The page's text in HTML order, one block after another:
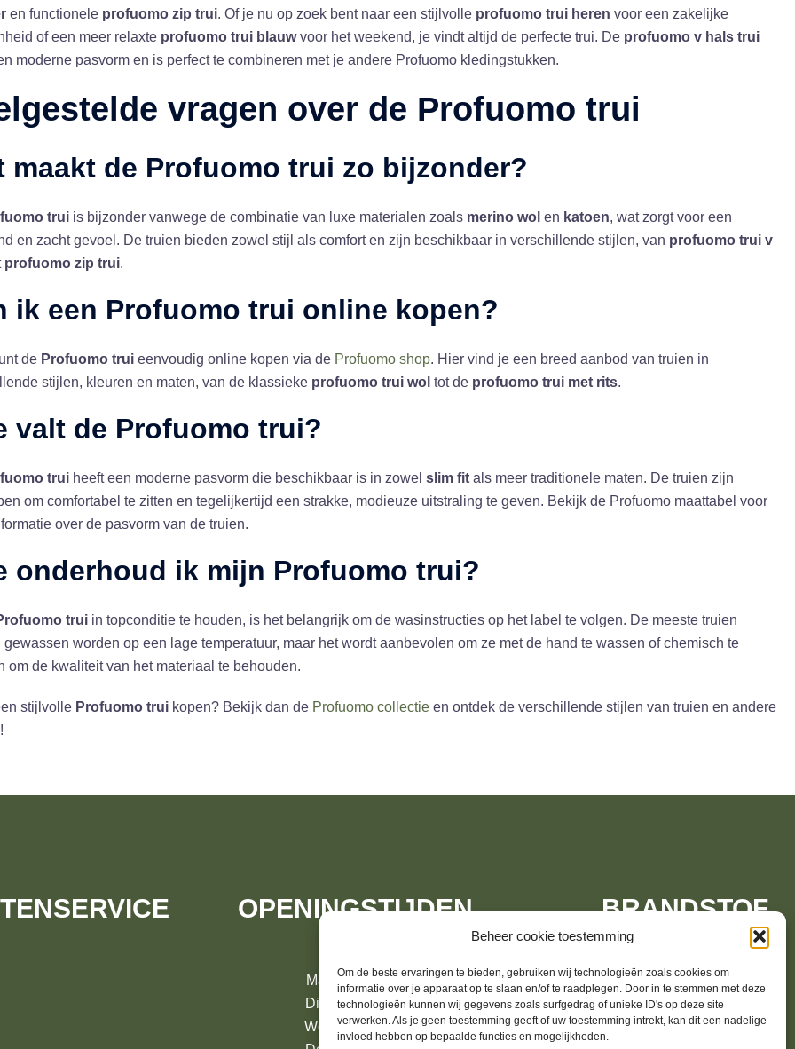
Beheer cookie toestemming
Om de beste ervaringen te bieden, gebruiken wij technologieën zoals cookies om
informatie over je apparaat op te slaan en/of te raadplegen. Door in te stemmen met deze
technologieën kunnen wij gegevens zoals surfgedrag of unieke ID's op deze site
verwerken. Als je geen toestemming geeft of uw toestemming intrekt, kan dit een nadelige
invloed hebben op bepaalde functies en mogelijkheden.
en functionele profuomo zip trui. Of je nu op zoek bent naar een stijlvolle profuomo trui heren voor een zakelijke
of een meer relaxte profuomo trui blauwvoor het weekend, je vindt altijd de perfecte trui. De profuomo v hals trui
moderne pasvorm en is perfect te combineren met je andere Profuomo kledingstukken.
vragen over de Profuomo trui
maakt de Profuomo trui zo bijzonder?
trui is bijzonder vanwege de combinatie van luxe materialen zoals merino wol en katoen, wat zorgt voor een
en zacht gevoel. De truien bieden zowel stijl als comfort en zijn beschikbaar in verschillende stijlen, van profuomo trui v
profuomo zip trui.
ik een Profuomo trui online kopen?
de Profuomo trui eenvoudig online kopen via de Profuomo shop. Hier vind je een breed aanbod van truien in
stijlen, kleuren en maten, van de klassieke profuomo trui wol tot de profuomo trui met rits.
valt de Profuomo trui?
trui heeft een moderne pasvorm die beschikbaar is in zowel slim fit als meer traditionele maten. De truien zijn
om comfortabel te zitten en tegelijkertijd een strakke, modieuze uitstraling te geven. Bekijk de Profuomo maattabel voor
over de pasvorm van de truien.
onderhoud ik mijn Profuomo trui?
trui in topconditie te houden, is het belangrijk om de wasinstructies op het label te volgen. De meeste truien
gewassen worden op een lage temperatuur, maar het wordt aanbevolen om ze met de hand te wassen of chemisch te
om de kwaliteit van het materiaal te behouden.
stijlvolle Profuomo trui kopen? Bekijk dan de Profuomo collectie en ontdek de verschillende stijlen van truien en andere
OPENINGSTIJDEN
Maandag 13:00 – 18:00
Dinsdag 10:00 – 18:00
Woensdag 10:00 – 18:00
BRANDSTOF
Leusderweg 174
3817KE Amersfoort